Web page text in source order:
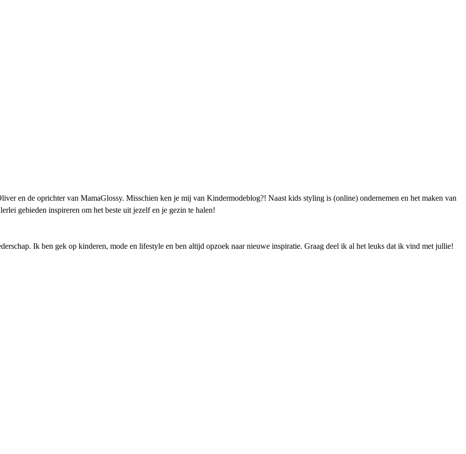
en de oprichter van MamaGlossy. Misschien ken je mij van Kindermodeblog?! Naast kids styling is (online) ondernemen en het maken van
gebieden inspireren om het beste uit jezelf en je gezin te halen!
Ik ben gek op kinderen, mode en lifestyle en ben altijd opzoek naar nieuwe inspiratie. Graag deel ik al het leuks dat ik vind met jullie!